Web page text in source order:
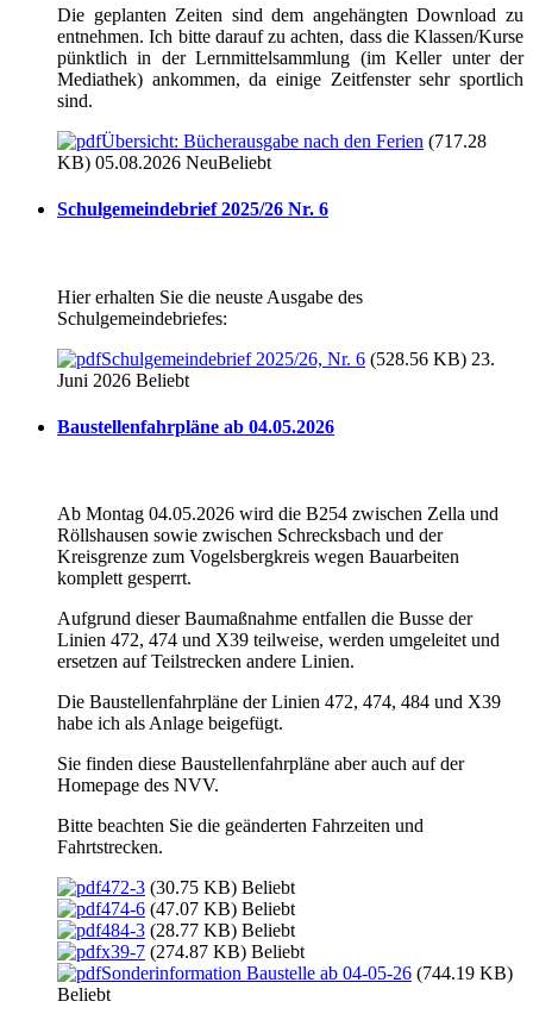
Die geplanten Zeiten sind dem angehängten Download zu
entnehmen. Ich bitte darauf zu achten, dass die Klassen/Kurse
pünktlich in der Lernmittelsammlung (im Keller unter der
Mediathek) ankommen, da einige Zeitfenster sehr sportlich
sind.
Übersicht: Bücherausgabe nach den Ferien (717.28
KB) 05.08.2026 NeuBeliebt
Schulgemeindebrief 2025/26 Nr. 6
Hier erhalten Sie die neuste Ausgabe des
Schulgemeindebriefes:
Schulgemeindebrief 2025/26, Nr. 6 (528.56 KB) 23.
Juni 2026 Beliebt
Baustellenfahrpläne ab 04.05.2026
Ab Montag 04.05.2026 wird die B254 zwischen Zella und
Röllshausen sowie zwischen Schrecksbach und der
Kreisgrenze zum Vogelsbergkreis wegen Bauarbeiten
komplett gesperrt.
Aufgrund dieser Baumaßnahme entfallen die Busse der
Linien 472, 474 und X39 teilweise, werden umgeleitet und
ersetzen auf Teilstrecken andere Linien.
Die Baustellenfahrpläne der Linien 472, 474, 484 und X39
habe ich als Anlage beigefügt.
Sie finden diese Baustellenfahrpläne aber auch auf der
Homepage des NVV.
Bitte beachten Sie die geänderten Fahrzeiten und
Fahrtstrecken.
472-3 (30.75 KB) Beliebt
474-6 (47.07 KB) Beliebt
484-3 (28.77 KB) Beliebt
x39-7 (274.87 KB) Beliebt
Sonderinformation Baustelle ab 04-05-26 (744.19 KB)
Beliebt